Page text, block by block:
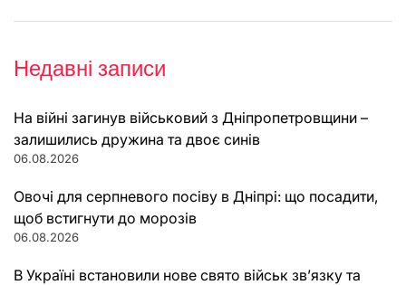
Недавні записи
На війні загинув військовий з Дніпропетровщини –
залишились дружина та двоє синів
06.08.2026
Овочі для серпневого посіву в Дніпрі: що посадити,
щоб встигнути до морозів
06.08.2026
В Україні встановили нове свято військ зв’язку та